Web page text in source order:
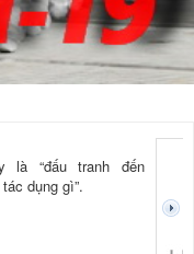
là “đấu tranh đến
dụng gì”.